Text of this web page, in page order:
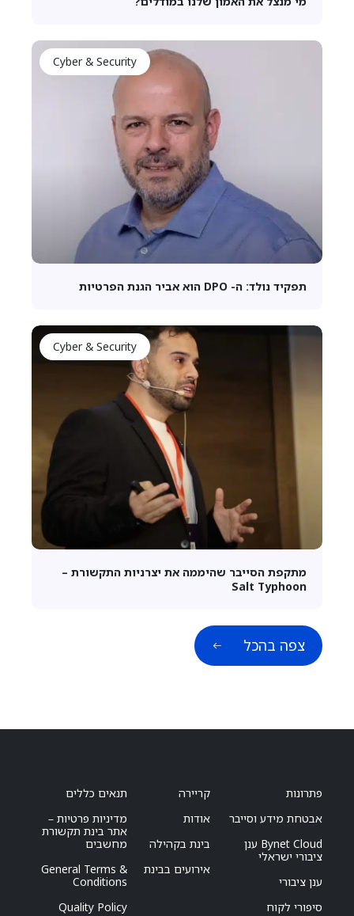
Cyber & Security
תפקיד נולד: ה- DPO הוא אביר הגנת הפרטיות
Cyber & Security
מתקפת הסייבר שהיממה את יצרניות התקשורת –
Salt Typhoon
צפה בהכל
פתרונות
אבטחת מידע וסייבר
Bynet Cloud ענן
ציבורי ישראלי
ענן ציבורי
סיפורי לקוח
קריירה
אודות
בינת בקהילה
אירועים בבינת
תנאים כללים
מדיניות פרטיות –
אתר בינת תקשורת
מחשבים
General Terms &
Conditions
Quality Policy